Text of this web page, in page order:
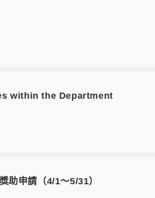
within the Department
助申請（4/1～5/31）